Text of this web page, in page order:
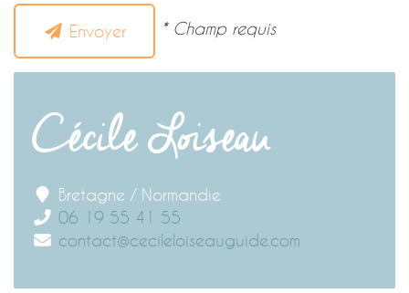
Envoyer * Champ requis
Cécile Loiseau
Bretagne / Normandie
06 19 55 41 55
contact@cecileloiseauguide.com